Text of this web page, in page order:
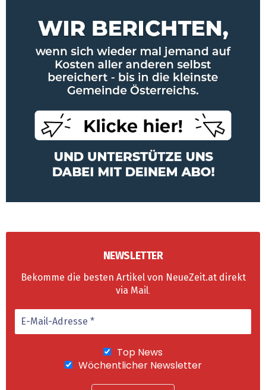
NEWSLETTER
Bekomme die besten Artikel von NeueZeit.at direkt
via Mail.
Top News
Wöchentlicher Newsletter